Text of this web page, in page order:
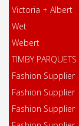
Victoria + Albert
Wet
Webert
TIMBY PARQUETS
Fashion Supplier
Fashion Supplier
Fashion Supplier